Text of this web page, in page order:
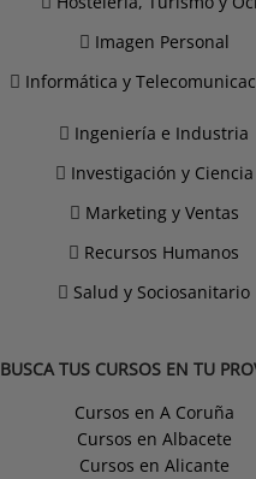
Imagen Personal
Informática y
Ingeniería e Industria
Investigación y Ciencia
Marketing y Ventas
Recursos Humanos
Salud y Sociosanitario
BUSCA TUS CURSOS EN TU
Cursos en A Coruña
Cursos en Albacete
Cursos en Alicante